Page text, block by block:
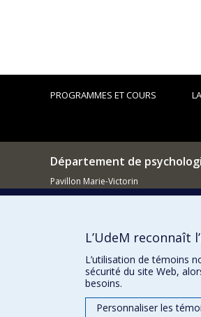
PROGRAMMES ET COURS
Département de
Pavillon Marie-Victorin
90, avenue Vincent d'Indy
514 343-6972L’UdeM reconnaît
L’utilisation de témoins
sécurité du site Web,
besoins.
Personnaliser les